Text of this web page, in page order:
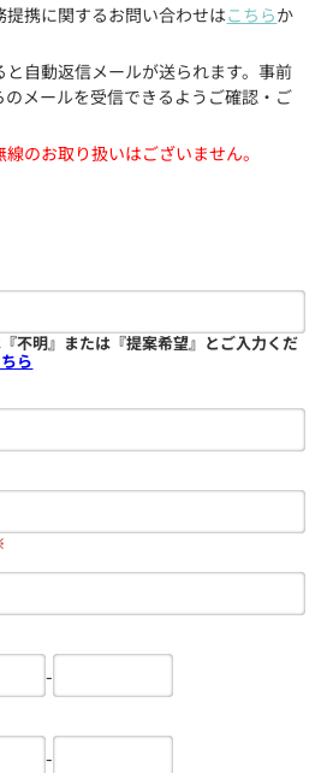
携に関するお問い合わせはこちらか
と自動返信メールが送られます。事前
メールを受信できるようご確認・ご
のお取り扱いはございません。
不明』または『提案希望』とご入力くだ
ら
-
-